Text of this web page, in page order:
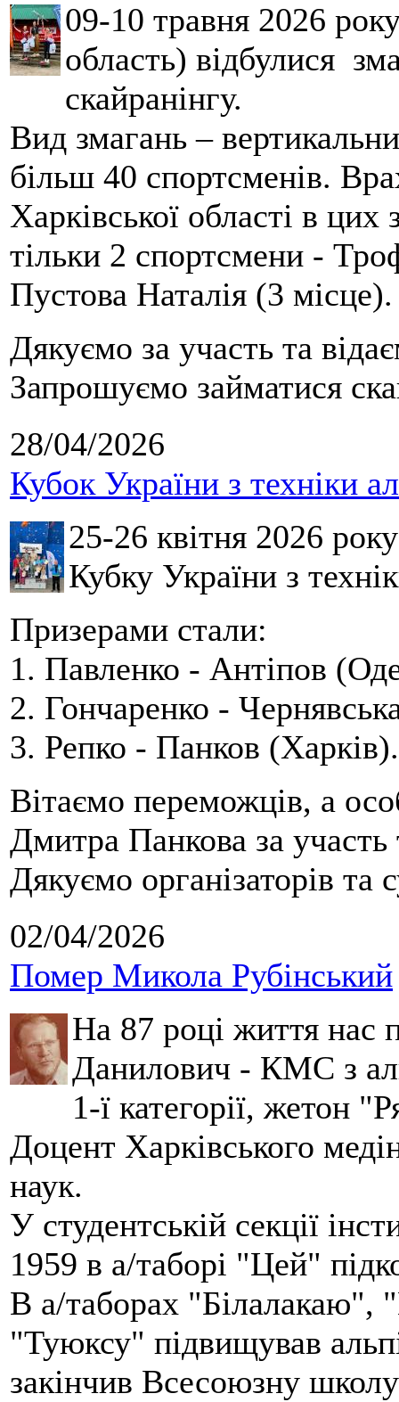
09-10 травня 2026
область) відбулися
скайранінгу.
Вид змагань –
більш 40 спортсменів.
Харківської області в
тільки 2 спортсмени -
Пустова Наталія (3 місце).
Дякуємо за участь та
Запрошуємо займатися
28/04/2026
Кубок України з техніки
25-26 квітня 2026
Кубку України з
Призерами стали:
1. Павленко - Антіпов
2. Гончаренко -
3. Репко - Панков (Харків).
Вітаємо переможців, а
Дмитра Панкова за
Дякуємо організаторів та
02/04/2026
Помер Микола Рубінський
На 87 році життя нас
Данилович - КМС з
1-ї категорії, жетон
Доцент Харківського
наук.
У студентській секції
1959 в а/таборі "Цей"
В а/таборах "Білалакаю",
"Туюксу" підвищував
закінчив Всесоюзну